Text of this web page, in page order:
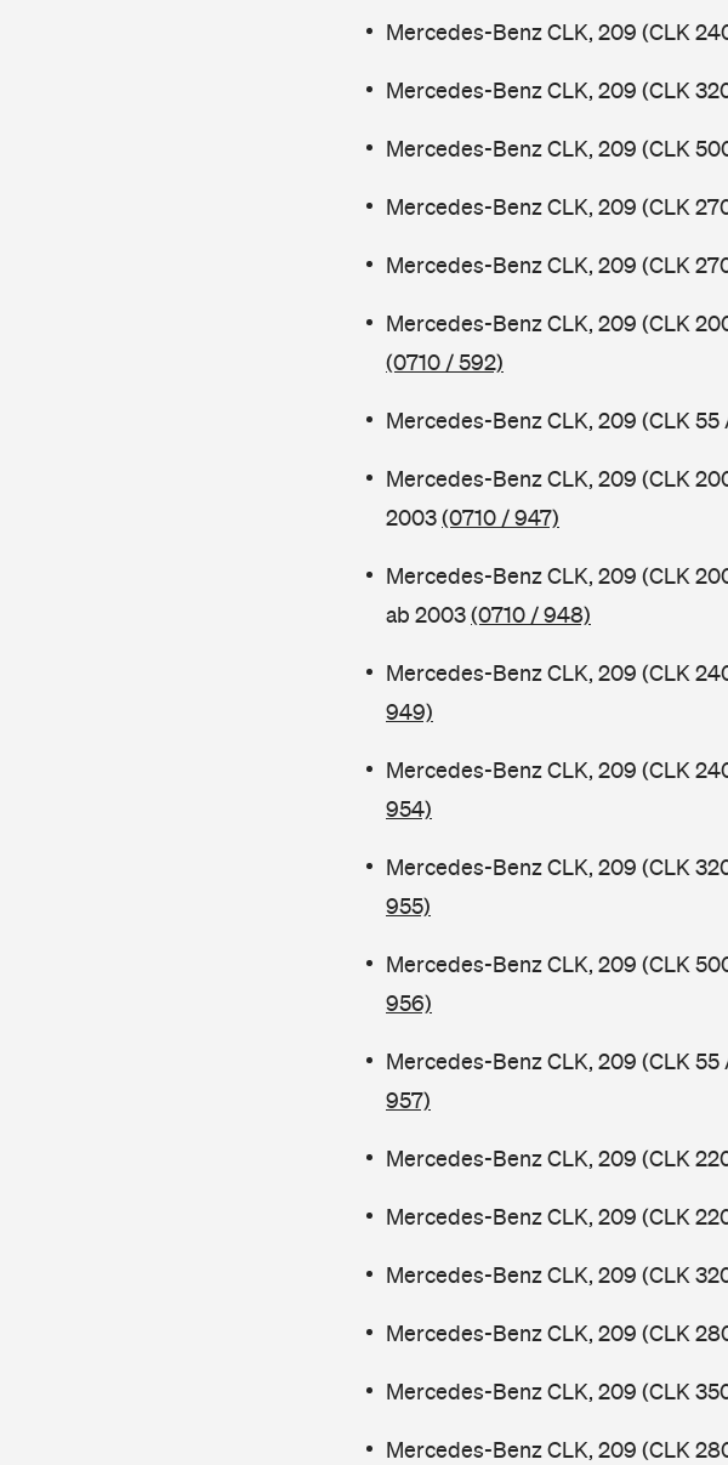
Mercedes-Benz CLK, 209 (CLK
Mercedes-Benz CLK, 209 (CLK
Mercedes-Benz CLK, 209 (CLK
Mercedes-Benz CLK, 209 (CLK
Mercedes-Benz CLK, 209 (CLK
Mercedes-Benz CLK, 209 (CLK
(0710 / 592)
Mercedes-Benz CLK, 209 (CLK
Mercedes-Benz CLK, 209 (CLK
2003(0710 / 947)
Mercedes-Benz CLK, 209 (CLK
ab 2003(0710 / 948)
Mercedes-Benz CLK, 209 (CLK
949)
Mercedes-Benz CLK, 209 (CLK
954)
Mercedes-Benz CLK, 209 (CLK
955)
Mercedes-Benz CLK, 209 (CLK
956)
Mercedes-Benz CLK, 209 (CLK 55
957)
Mercedes-Benz CLK, 209 (CLK
Mercedes-Benz CLK, 209 (CLK
Mercedes-Benz CLK, 209 (CLK
Mercedes-Benz CLK, 209 (CLK
Mercedes-Benz CLK, 209 (CLK
Mercedes-Benz CLK, 209 (CLK